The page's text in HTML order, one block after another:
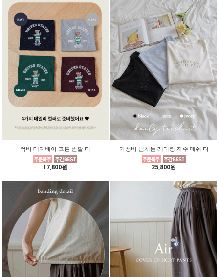
럭비 테디베어 코튼 반팔 티
17,800원
가성비 넘치는 레터링 자수 매쉬 티
25,800원